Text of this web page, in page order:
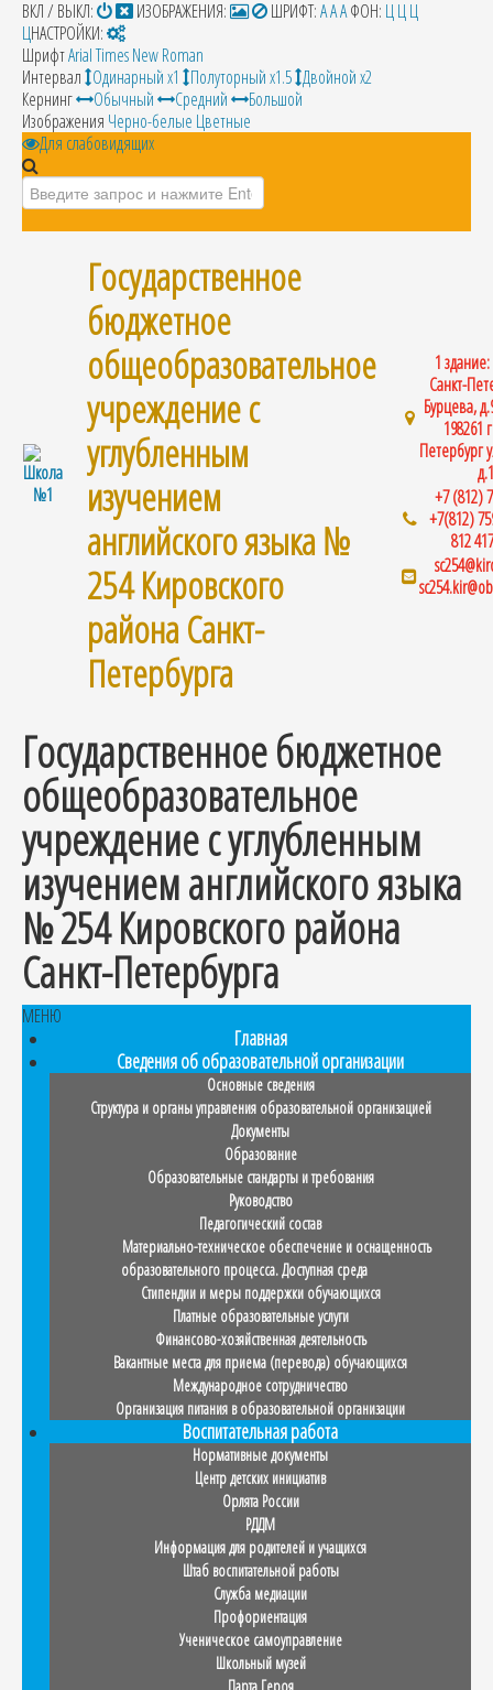
ВКЛ / ВЫКЛ: ИЗОБРАЖЕНИЯ: ШРИФТ:AAAФОН: ЦЦЦ
ЦНАСТРОЙКИ:
ШрифтArialTimes New Roman
Интервал Одинарный х1 Полуторный х1.5 Двойной х2
Кернинг
Обычный Средний
Большой
Изображения Черно-белые Цветные
Для слабовидящих
Искать...
Государственное
бюджетное
общеобразовательное
учреждение с
углубленным
изучением
английского языка №
254 Кировского
района Санкт-
Петербурга
1
Санкт-
Бурцева,
198261
Петербург
+7 (812)
+7(812)
812
Государственное бюджетное
общеобразовательное
учреждение с углубленным
изучением английского языка
№ 254 Кировского района
Санкт-Петербурга
МЕНЮ
Главная
Сведения об образовательной организации
Основные сведения
Структура и органы управления образовательной организацией
Документы
Образование
Образовательные стандарты и требования
Руководство
Педагогический состав
Материально-техническое обеспечение и оснащенность
образовательного процесса. Доступная среда
Стипендии и меры поддержки обучающихся
Платные образовательные услуги
Финансово-хозяйственная деятельность
Вакантные места для приема (перевода) обучающихся
Международное сотрудничество
Организация питания в образовательной организации
Воспитательная работа
Нормативные документы
Центр детских инициатив
Орлята России
РДДМ
Информация для родителей и учащихся
Штаб воспитательной работы
Служба медиации
Профориентация
Ученическое самоуправление
Школьный музей